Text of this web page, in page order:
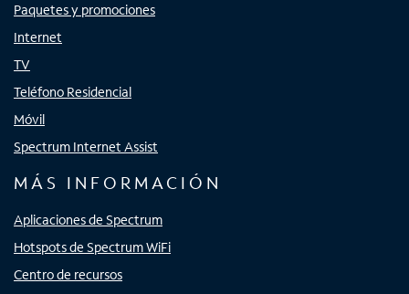
Paquetes y promociones
Internet
TV
Teléfono Residencial
Móvil
Spectrum Internet Assist
MÁS INFORMACIÓN
Aplicaciones de Spectrum
Hotspots de Spectrum WiFi
Centro de recursos